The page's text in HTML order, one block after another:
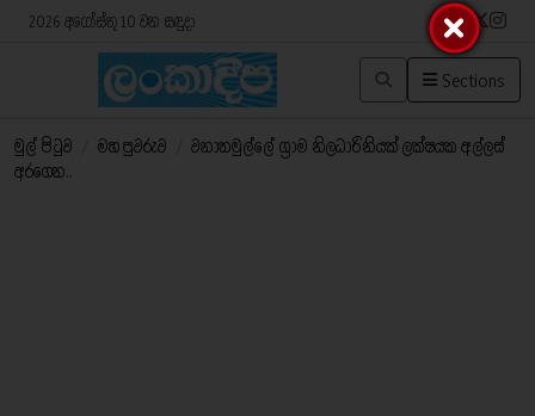
2026 අගෝස්තු 10 වන සඳුදා
Sections
මුල් පිටුව මහ පුවරුව
වනාතමුල්ලේ ග්‍රාම නිලධාරිනියක් ලක්ෂයක අල්ලස්
අරගෙන..